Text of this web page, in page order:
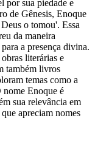
por sua piedade e
de Gênesis, Enoque
o tomou'. Essa
da maneira
a presença divina.
literárias e
também livros
temas como a
nome Enoque é
sua relevância em
apreciam nomes